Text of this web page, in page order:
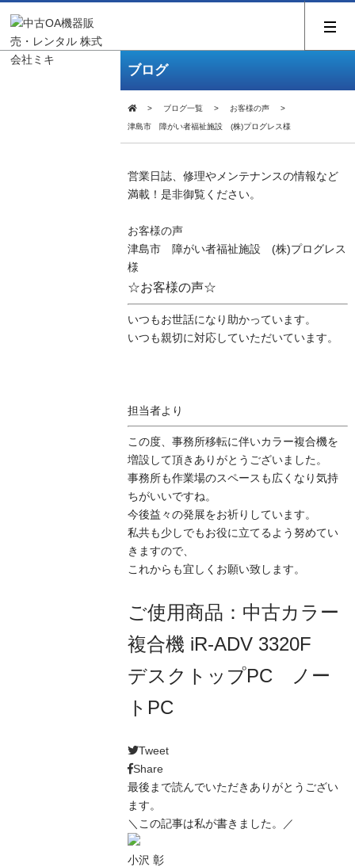
ブログ
ブログ一覧 お客様の声
津島市 障がい者福祉施設 (株)プログレス様
営業日誌、修理やメンテナンスの情報など
満載！是非御覧ください。
お客様の声
津島市 障がい者福祉施設 (株)プログレス
様
☆お客様の声☆
いつもお世話になり助かっています。
いつも親切に対応していただいています。
担当者より
この度、事務所移転に伴いカラー複合機を
増設して頂きありがとうございました。
事務所も作業場のスペースも広くなり気持
ちがいいですね。
今後益々の発展をお祈りしています。
私共も少しでもお役に立てるよう努めてい
きますので、
これからも宜しくお願い致します。
ご使用商品：中古カラー
複合機 iR-ADV 3320F
デスクトップPC ノー
トPC
Tweet
Share
最後まで読んでいただきありがとうござい
ます。
＼この記事は私が書きました。／
小沢 彰